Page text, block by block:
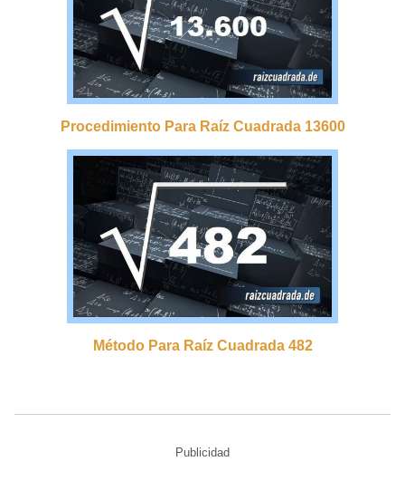
Procedimiento Para Raíz Cuadrada 13600
Método Para Raíz Cuadrada 482
Publicidad